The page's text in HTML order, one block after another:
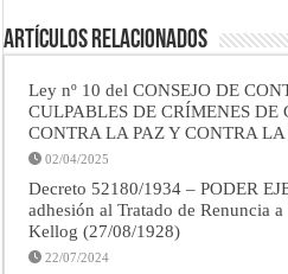
Artículos Relacionados
Ley nº 10 del CONSEJO DE
CULPABLES DE CRÍMENES DE
CONTRA LA PAZ Y CONTRA
02/04/2025
Decreto 52180/1934 – PODER
adhesión al Tratado de Renuncia
Kellog (27/08/1928)
22/07/2024